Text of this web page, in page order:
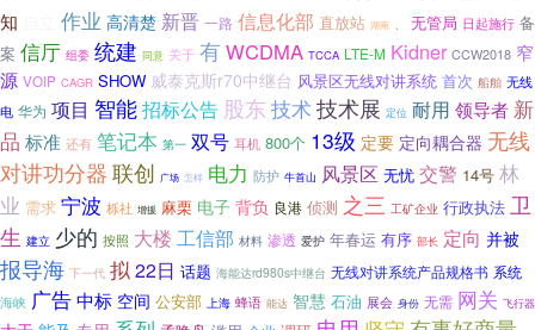
知
作业 高清楚 新晋 一路 信息化部 直放站 湖南 、 无管局 日起施行 备
案 信厅 组委 统建 同意 关于 有WCDMA TCCA LTE-M Kidner CCW2018 窄
源 VOIP CAGR SHOW 威泰克斯r70中继台 风景区无线对讲系统 首次 船舶 无线
电 华为 项目 智能招标公告 股东 技术技术展 定位 耐用 领导者 新
品 标准 还有 笔记本 第一 双号 耳机 800个 13级 定要 定向耦合器 无线
对讲功分器 联创 广场 怎样 电力 防护 牛首山 风景区 无忧 交警 14号 林
业 需求 宁波 栎社 增援 麻栗 电子 背负 良港 侦测 之三 工矿企业 行政执法 卫
生 建立 少的 按照 大楼 工信部 材料 渗透 爱护 年春运 有序 部长 定向 并被
报导海 下一代 拟22日 话题 海能达rd980s中继台 无线对讲系统产品规格书 系统
海峡 广告中标 空间 公安部 上海 蜂语 能达 智慧 石油 展会 身份 无需 网关 飞行器